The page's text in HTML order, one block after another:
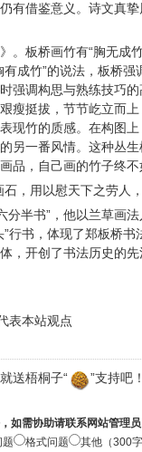
有借鉴意义。诗文真
。板桥画竹有“胸无成
成竹”的说法，板桥
强调构思与熟练技巧
瘦挺拔，节节屹立而
现竹的质感。在构图
另一番风情。这种丛
品，自己画的竹子终不
石，用以慰天下之劳人
分半书”，他以兰草画
行书，体现了郑板桥
，开创了书法历史的先
表本站观点
送梧桐子“
”支持吧！
如需协助请联系网站管理员
题 格式问题 其他（300字